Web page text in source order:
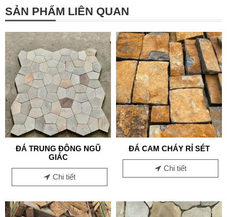
SẢN PHẨM LIÊN QUAN
ĐÁ TRUNG ĐÔNG NGŨ
GIÁC
Chi tiết
ĐÁ CAM CHÁY RỈ SÉT
Chi tiết